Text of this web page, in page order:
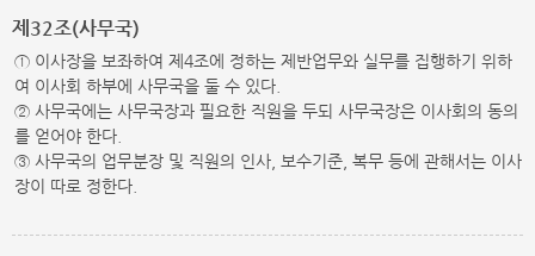
제32조(사무국)
① 이사장을 보좌하여 제4조에 정하는 제반업무와 실무를 집행하기 위하
여 이사회 하부에 사무국을 둘 수 있다.
② 사무국에는 사무국장과 필요한 직원을 두되 사무국장은 이사회의 동의
를 얻어야 한다.
③ 사무국의 업무분장 및 직원의 인사, 보수기준, 복무 등에 관해서는 이사
장이 따로 정한다.